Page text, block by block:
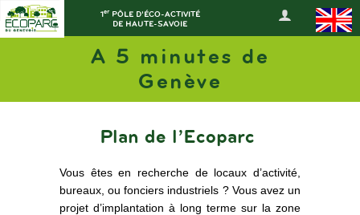
1erPÔLE D'ÉCO-ACTIVITÉ
DE HAUTE-SAVOIE
A 5 minutes de
Genève
Plan de l’Ecoparc
Vous êtes en recherche de locaux d’activité,
bureaux, ou fonciers industriels ? Vous avez un
projet d’implantation à long terme sur la zone